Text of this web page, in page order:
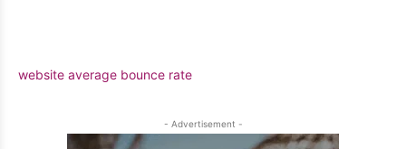
website average bounce rate
- Advertisement -